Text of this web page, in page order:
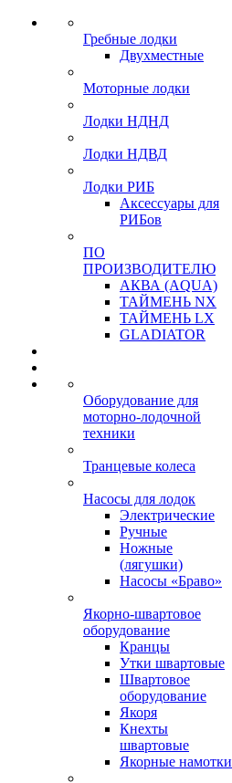
Гребные лодки
Двухместные
Моторные лодки
Лодки НДНД
Лодки НДВД
Лодки РИБ
Аксессуары для
РИБов
ПО
ПРОИЗВОДИТЕЛЮ
АКВА (AQUA)
ТАЙМЕНЬ NX
ТАЙМЕНЬ LX
GLADIATOR
Оборудование для
моторно-лодочной
техники
Транцевые колеса
Насосы для лодок
Электрические
Ручные
Ножные
(лягушки)
Насосы «Браво»
Якорно-швартовое
оборудование
Кранцы
Утки швартовые
Швартовое
оборудование
Якоря
Кнехты
швартовые
Якорные намотки